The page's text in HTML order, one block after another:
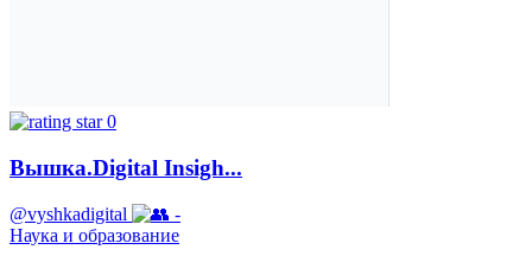
0
Вышка.Digital Insigh...
@vyshkadigital
-
Наука и образование